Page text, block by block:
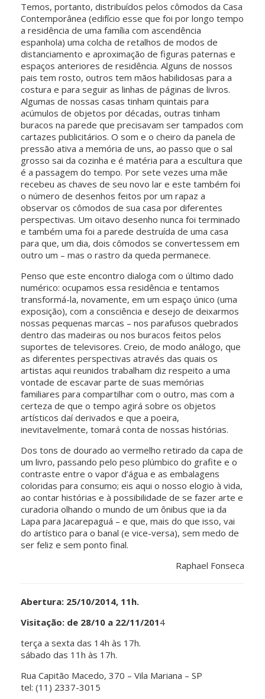
Temos, portanto, distribuídos pelos cômodos da Casa
Contemporânea (edifício esse que foi por longo tempo
a residência de uma família com ascendência
espanhola) uma colcha de retalhos de modos de
distanciamento e aproximação de figuras paternas e
espaços anteriores de residência. Alguns de nossos
pais tem rosto, outros tem mãos habilidosas para a
costura e para seguir as linhas de páginas de livros.
Algumas de nossas casas tinham quintais para
acúmulos de objetos por décadas, outras tinham
buracos na parede que precisavam ser tampados com
cartazes publicitários. O som e o cheiro da panela de
pressão ativa a memória de uns, ao passo que o sal
grosso sai da cozinha e é matéria para a escultura que
é a passagem do tempo. Por sete vezes uma mãe
recebeu as chaves de seu novo lar e este também foi
o número de desenhos feitos por um rapaz a
observar os cômodos de sua casa por diferentes
perspectivas. Um oitavo desenho nunca foi terminado
e também uma foi a parede destruída de uma casa
para que, um dia, dois cômodos se convertessem em
outro um – mas o rastro da queda permanece.
Penso que este encontro dialoga com o último dado
numérico: ocupamos essa residência e tentamos
transformá-la, novamente, em um espaço único (uma
exposição), com a consciência e desejo de deixarmos
nossas pequenas marcas – nos parafusos quebrados
dentro das madeiras ou nos buracos feitos pelos
suportes de televisores. Creio, de modo análogo, que
as diferentes perspectivas através das quais os
artistas aqui reunidos trabalham diz respeito a uma
vontade de escavar parte de suas memórias
familiares para compartilhar com o outro, mas com a
certeza de que o tempo agirá sobre os objetos
artísticos daí derivados e que a poeira,
inevitavelmente, tomará conta de nossas histórias.
Dos tons de dourado ao vermelho retirado da capa de
um livro, passando pelo peso plúmbico do grafite e o
contraste entre o vapor d’água e as embalagens
coloridas para consumo; eis aqui o nosso elogio à vida,
ao contar histórias e à possibilidade de se fazer arte e
curadoria olhando o mundo de um ônibus que ia da
Lapa para Jacarepaguá – e que, mais do que isso, vai
do artístico para o banal (e vice-versa), sem medo de
ser feliz e sem ponto final.
Raphael Fonseca
Abertura: 25/10/2014, 11h.
Visitação: de 28/10 a 22/11/2014
terça a sexta das 14h às 17h.
sábado das 11h às 17h.
Rua Capitão Macedo, 370 – Vila Mariana – SP
tel: (11) 2337-3015